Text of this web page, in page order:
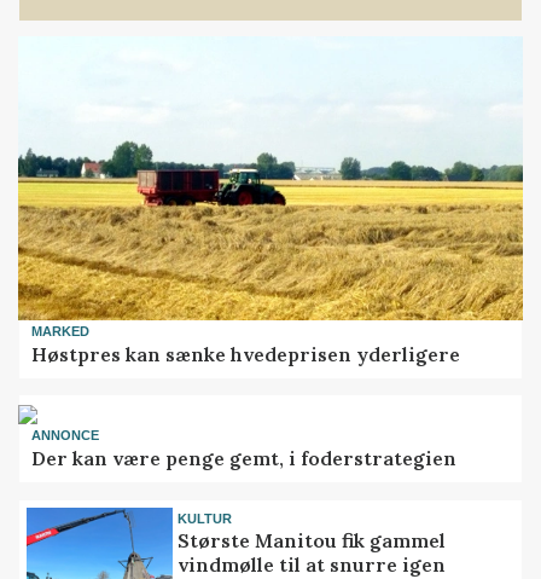
MARKED
Høstpres kan sænke hvedeprisen yderligere
ANNONCE
Der kan være penge gemt, i foderstrategien
KULTUR
Største Manitou fik gammel
vindmølle til at snurre igen